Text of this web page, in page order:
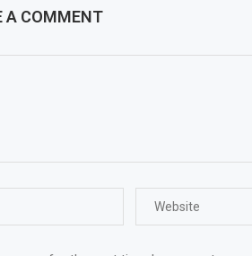
A COMMENT